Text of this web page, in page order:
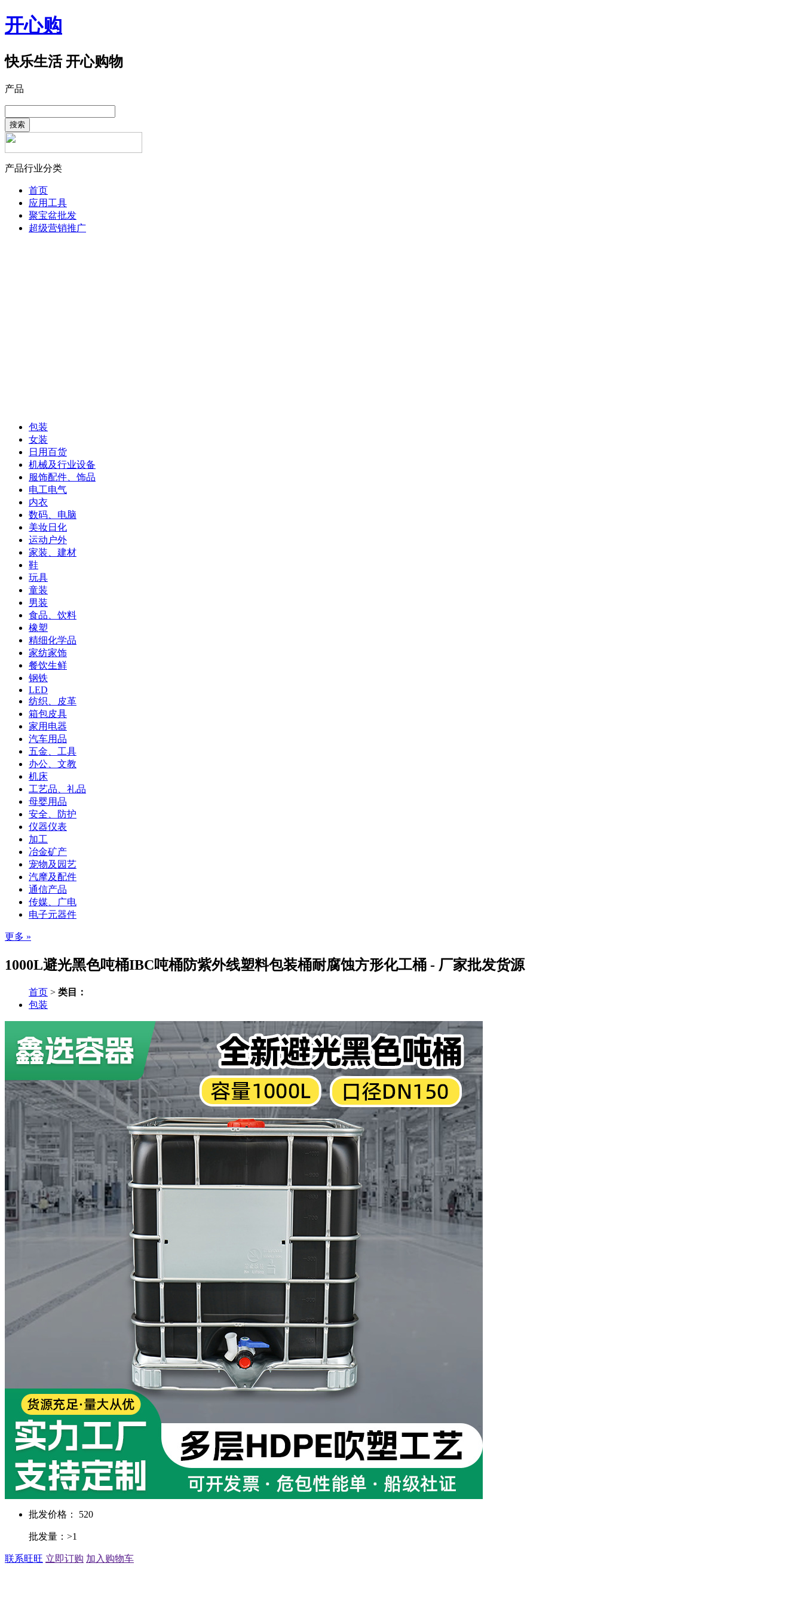
开心购
快乐生活 开心购物
产品
搜索
产品行业分类
首页
应用工具
聚宝盆批发
超级营销推广
包装
女装
日用百货
机械及行业设备
服饰配件、饰品
电工电气
内衣
数码、电脑
美妆日化
运动户外
家装、建材
鞋
玩具
童装
男装
食品、饮料
橡塑
精细化学品
家纺家饰
餐饮生鲜
钢铁
LED
纺织、皮革
箱包皮具
家用电器
汽车用品
五金、工具
办公、文教
机床
工艺品、礼品
母婴用品
安全、防护
仪器仪表
加工
冶金矿产
宠物及园艺
汽摩及配件
通信产品
传媒、广电
电子元器件
更多 »
1000L避光黑色吨桶IBC吨桶防紫外线塑料包装桶耐腐蚀方形化工桶 - 厂家批发货源
首页 > 类目：
包装
批发价格： 520
批发量：>1
联系旺旺 立即订购 加入购物车